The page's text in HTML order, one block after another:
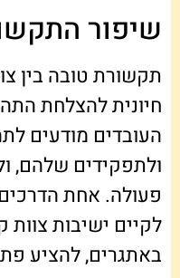
שיפור
תקשורת טובה בין
חיונית להצלחת
העובדים מודעים
ולתפקידים שלהם,
פעולה. אחת
לקיים ישיבות צוות
באתגרים, להציע